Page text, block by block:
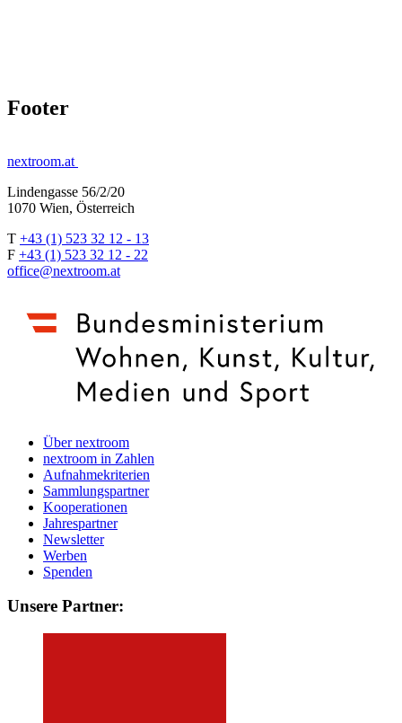
Footer
nextroom.at
Lindengasse 56/2/20
1070 Wien, Österreich
T +43 (1) 523 32 12 - 13
F +43 (1) 523 32 12 - 22
office@nextroom.at
Über nextroom
nextroom in Zahlen
Aufnahmekriterien
Sammlungspartner
Kooperationen
Jahrespartner
Newsletter
Werben
Spenden
Unsere Partner: